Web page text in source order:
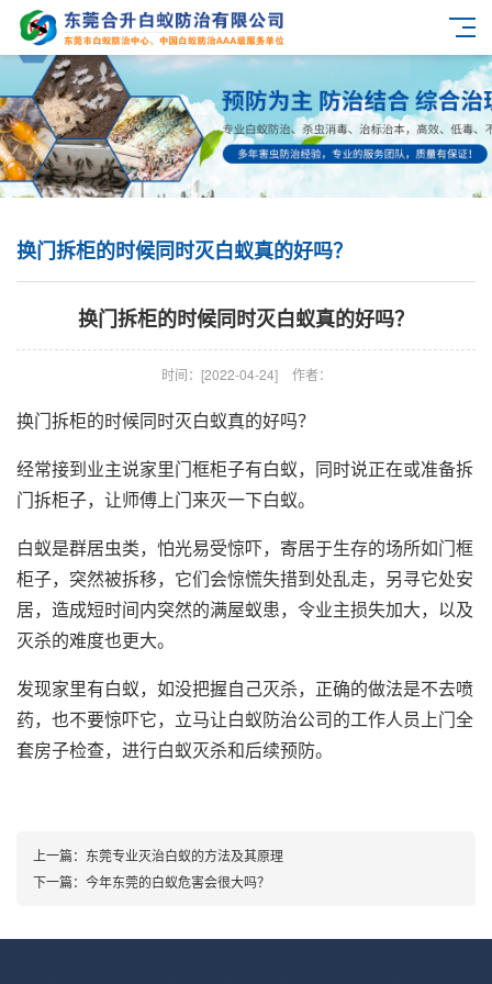
换门拆柜的时候同时灭白蚁真的好吗？
换门拆柜的时候同时灭白蚁真的好吗？
时间：[2022-04-24] 作者：
换门拆柜的时候同时灭白蚁真的好吗？
经常接到业主说家里门框柜子有白蚁，同时说正在或准备拆
门拆柜子，让师傅上门来灭一下白蚁。
白蚁是群居虫类，怕光易受惊吓，寄居于生存的场所如门框
柜子，突然被拆移，它们会惊慌失措到处乱走，另寻它处安
居，造成短时间内突然的满屋蚁患，令业主损失加大，以及
灭杀的难度也更大。
发现家里有白蚁，如没把握自己灭杀，正确的做法是不去喷
药，也不要惊吓它，立马让白蚁防治公司的工作人员上门全
套房子检查，进行白蚁灭杀和后续预防。
上一篇： 东莞专业灭治白蚁的方法及其原理
下一篇： 今年东莞的白蚁危害会很大吗？